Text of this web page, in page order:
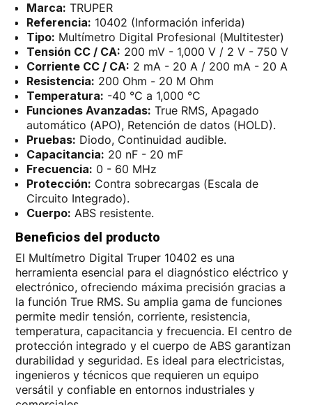
Marca: TRUPER
Referencia: 10402 (Información inferida)
Tipo: Multímetro Digital Profesional (Multitester)
Tensión CC / CA: 200 mV - 1,000 V / 2 V - 750 V
Corriente CC / CA: 2 mA - 20 A / 200 mA - 20 A
Resistencia: 200 Ohm - 20 M Ohm
Temperatura: -40 °C a 1,000 °C
Funciones Avanzadas: True RMS, Apagado
automático (APO), Retención de datos (HOLD).
Pruebas: Diodo, Continuidad audible.
Capacitancia: 20 nF - 20 mF
Frecuencia: 0 - 60 MHz
Protección: Contra sobrecargas (Escala de
Circuito Integrado).
Cuerpo: ABS resistente.
Beneficios del producto
El Multímetro Digital Truper 10402 es una
herramienta esencial para el diagnóstico eléctrico y
electrónico, ofreciendo máxima precisión gracias a
la función True RMS. Su amplia gama de funciones
permite medir tensión, corriente, resistencia,
temperatura, capacitancia y frecuencia. El centro de
protección integrado y el cuerpo de ABS garantizan
durabilidad y seguridad. Es ideal para electricistas,
ingenieros y técnicos que requieren un equipo
versátil y confiable en entornos industriales y